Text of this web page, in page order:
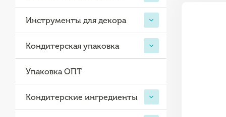
Инструменты для декора
Кондитерская упаковка
Упаковка ОПТ
Кондитерские ингредиенты